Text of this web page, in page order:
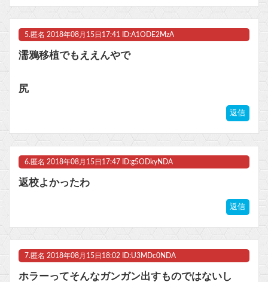
5. 匿名 2018年08月15日17:41 ID:A1ODE2MzA
濡鴉移植でもええんやで
尻
返信
6. 匿名 2018年08月15日17:47 ID:g5ODkyNDA
返校よかったわ
返信
7. 匿名 2018年08月15日18:02 ID:U3MDc0NDA
ホラーってそんなガンガン出すものではないし